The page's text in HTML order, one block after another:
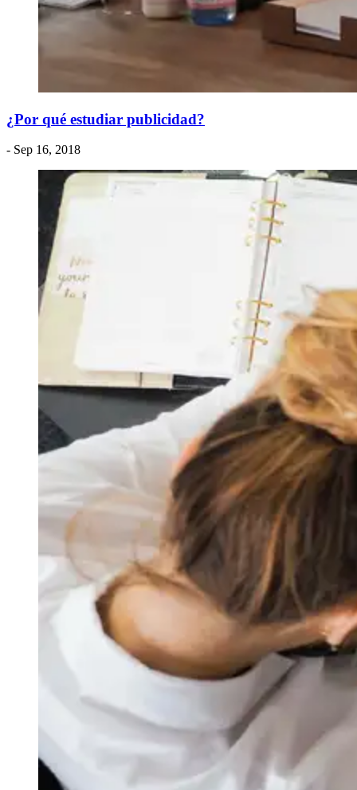
¿Por qué estudiar publicidad?
- Sep 16, 2018